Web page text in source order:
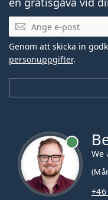
Mejladress
Genom att skicka in
personuppgifter.
We